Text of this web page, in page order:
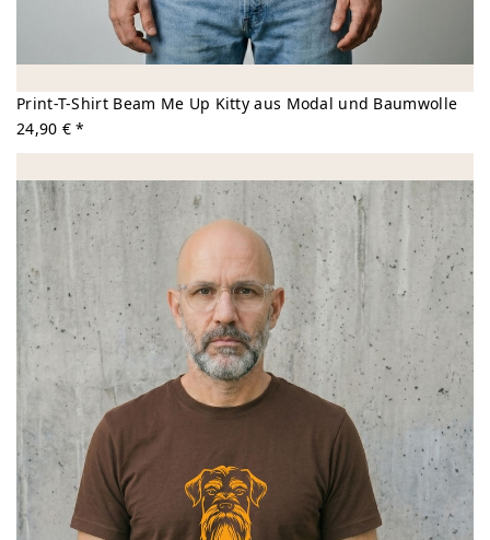
Print-T-Shirt Beam Me Up Kitty aus Modal und Baumwolle
24,90 € *